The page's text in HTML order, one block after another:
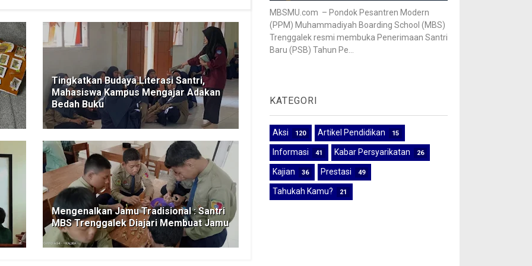
Tingkatkan Budaya Literasi Santri,
Mahasiswa Kampus Mengajar Adakan
Bedah Buku
Mengenalkan Jamu Tradisional : Santri
MBS Trenggalek Diajari Membuat Jamu
MBSMU.com – Pondok Pesantren Modern
(PPM) Muhammadiyah Boarding School (MBS)
Trenggalek resmi membuka Penerimaan Santri
Baru (PSB) Tahun Pe...
KATEGORI
Aksi 120 Artikel Pendidikan 15
Informasi 41 Kabar Persyarikatan 26
Kajian 36 Prestasi 49
Tahukah Kamu? 21